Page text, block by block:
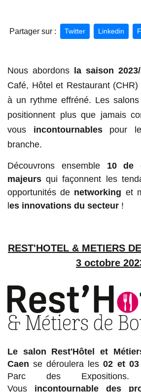
Partager sur : Twitter Linkedin
Nous abordons la saison
Café, Hôtel et Restaurant
à un rythme effréné. Les
positionnent plus que jamais
vous incontournablespour
branche.
Découvrons ensemble 10 de
majeurs qui façonnent les
opportunités de networking et
es innovations du secteur !
REST'HOTEL & METIERS
3 octobre
Le salon Rest'Hôtel et
Caen se déroulera les02 et
Parc des
Vous incontournable des